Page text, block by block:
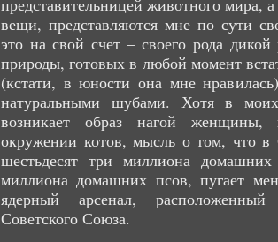
представительницей животного мира,
вещи, представляются мне по сути
это на свой счет – своего рода
природы, готовых в любой момент
(кстати, в юности она мне
натуральными шубами. Хотя в
возникает образ нагой женщины,
окружении котов, мысль о том, что
шестьдесят три миллиона
миллиона домашних псов, пугает
ядерный арсенал,
Советского Союза.